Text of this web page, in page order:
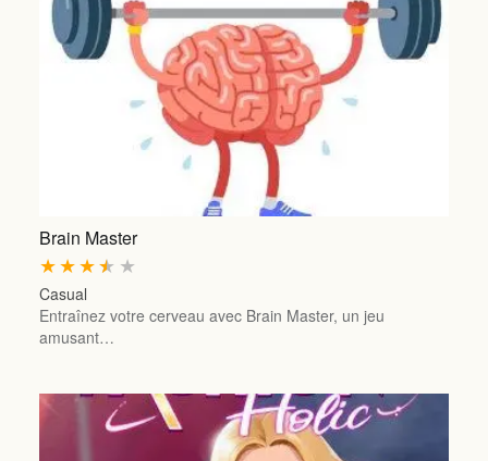
Brain Master
★
★
★
★
★
Casual
Entraînez votre cerveau avec Brain Master, un jeu
amusant…